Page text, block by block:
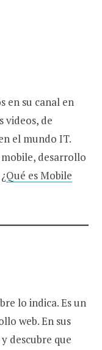
en su canal en
videos, de
el mundo IT.
desarrollo
Qué es Mobile
lo indica. Es un
web. En sus
descubre que